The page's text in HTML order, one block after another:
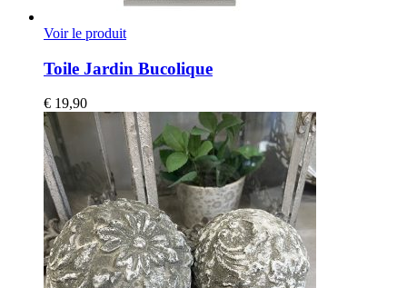
Voir le produit
Toile Jardin Bucolique
€ 19,90